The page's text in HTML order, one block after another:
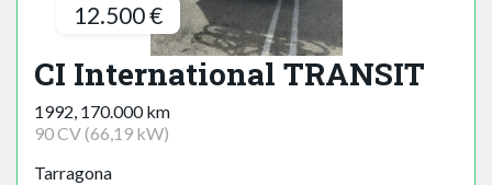
12.500 €
CI International TRANSIT
1992, 170.000 km
90 CV (66,19 kW)
Tarragona